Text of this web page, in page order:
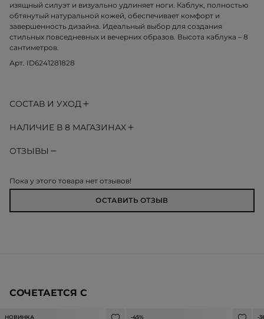
изящный силуэт и визуально удлиняет ноги. Каблук, полностью
обтянутый натуральной кожей, обеспечивает комфорт и
завершенность дизайна. Идеальный выбор для создания
стильных повседневных и вечерних образов. Высота каблука – 8
сантиметров.
Арт. ID6241281828
СОСТАВ И УХОД
НАЛИЧИЕ В 8 МАГАЗИНАХ
ОТЗЫВЫ
Пока у этого товара нет отзывов!
ОСТАВИТЬ ОТЗЫВ
СОЧЕТАЕТСЯ С
НОВИНКА -45% -